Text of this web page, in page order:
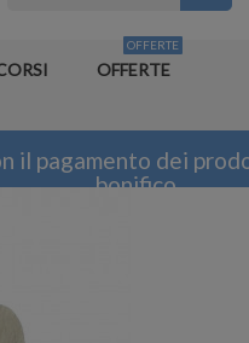
OFFERTE
OFFERTE
il pagamento dei
bonifico